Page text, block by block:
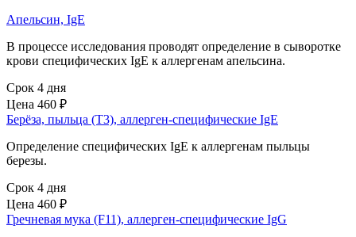
Апельсин, IgE
В процессе исследования проводят определение в сыворотке
крови специфических IgE к аллергенам апельсина.
Срок 4 дня
Цена 460 ₽
Берёза, пыльца (Т3), аллерген-специфические IgЕ
Определение специфических IgE к аллергенам пыльцы
березы.
Срок 4 дня
Цена 460 ₽
Гречневая мука (F11), аллерген-специфические IgG